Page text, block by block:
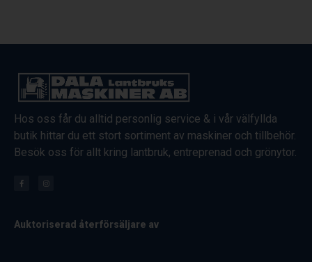
Hos oss får du alltid personlig service & i vår välfyllda
butik hittar du ett stort sortiment av maskiner och tillbehör.
Besök oss för allt kring lantbruk, entreprenad och grönytor.
Auktoriserad återförsäljare av